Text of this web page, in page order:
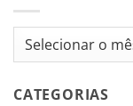
Arquivos
CATEGORIAS